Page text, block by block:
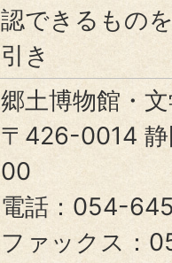
認できるもの
引き
郷土博物館・
〒426-0014 静
00
電話：054-
ファックス：